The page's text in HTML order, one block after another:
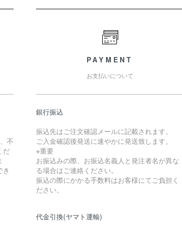
不
だ
PAYMENT
お支払いについて
銀行振込
振込先はご注文確認メールに記載されます。
ご入金確認後発送に速やかに発送致します。
※重要
お振込みの際、お振込名義人と発注者名が異な
る場合はご連絡ください。
振込の際にかかる手数料はお客様にてご負担く
ださい。
代金引換(ヤマト運輸)